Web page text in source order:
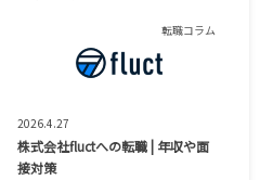
転職コラム
2026.4.27
株式会社fluctへの転職 | 年収や面
接対策